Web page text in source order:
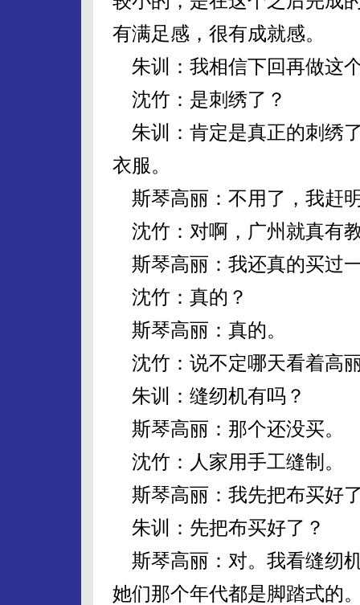
有满足感，很有成就感。
朱训：我相信下回再做这
沈竹：是刺绣了？
朱训：肯定是真正的刺绣
衣服。
斯琴高丽：不用了，我赶
沈竹：对啊，广州就真有
斯琴高丽：我还真的买过
沈竹：真的？
斯琴高丽：真的。
沈竹：说不定哪天看着高
朱训：缝纫机有吗？
斯琴高丽：那个还没买。
沈竹：人家用手工缝制。
斯琴高丽：我先把布买好
朱训：先把布买好了？
斯琴高丽：对。我看缝纫
她们那个年代都是脚踏式的